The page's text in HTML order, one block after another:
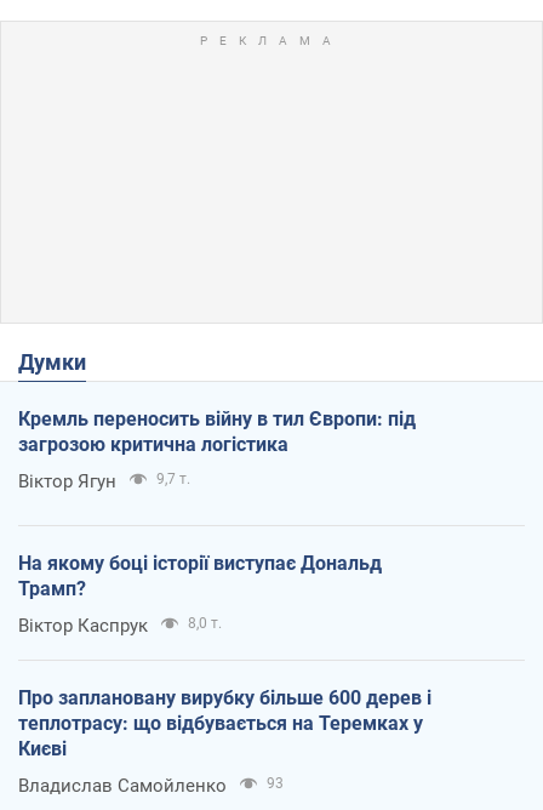
Думки
Кремль переносить війну в тил Європи: під
загрозою критична логістика
Віктор Ягун 9,7 т.
На якому боці історії виступає Дональд
Трамп?
Віктор Каспрук 8,0 т.
Про заплановану вирубку більше 600 дерев і
теплотрасу: що відбувається на Теремках у
Києві
Владислав Самойленко 93